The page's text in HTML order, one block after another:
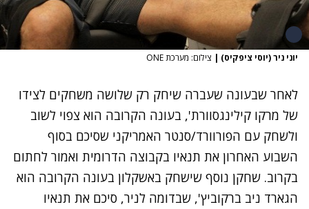
יוני ניר (יוסי ציפקיס) | צילום: מערכת ONE
לאחר שבעונה שעברה שיחק רק שלושה משחקים לצידו
של מרקו קילינגסוורת', בעונה הקרובה הוא צפוי לשוב
ולשחק עם הפורוורד/סנטר האמריקני שסיכם בסוף
השבוע האחרון את תנאיו בקבוצה הדרומית ואמור לחתום
בקרוב. שחקן נוסף שישחק באשקלון בעונה הקרובה הוא
הגארד ניב ברקוביץ', שבדומה לניר, סיכם את תנאיו